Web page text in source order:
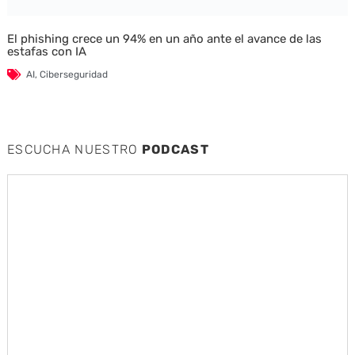
El phishing crece un 94% en un año ante el avance de las
estafas con IA
AI, Ciberseguridad
ESCUCHA NUESTRO PODCAST